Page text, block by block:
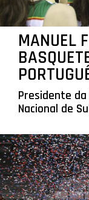
MANUEL
Presidente
Nacional de